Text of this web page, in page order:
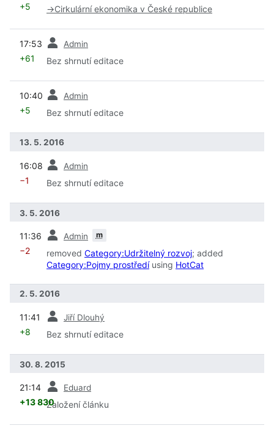
+5 →Cirkulární ekonomika v České republice
17:53 Admin
+61 Bez shrnutí editace
10:40 Admin
+5 Bez shrnutí editace
13. 5. 2016
16:08 Admin
−1 Bez shrnutí editace
3. 5. 2016
11:36 Admin m
−2 removed Category:Udržitelný rozvoj; added
Category:Pojmy prostředíusing HotCat
2. 5. 2016
11:41 Jiří Dlouhý
+8 Bez shrnutí editace
30. 8. 2015
21:14 Eduard
+13 830Založení článku